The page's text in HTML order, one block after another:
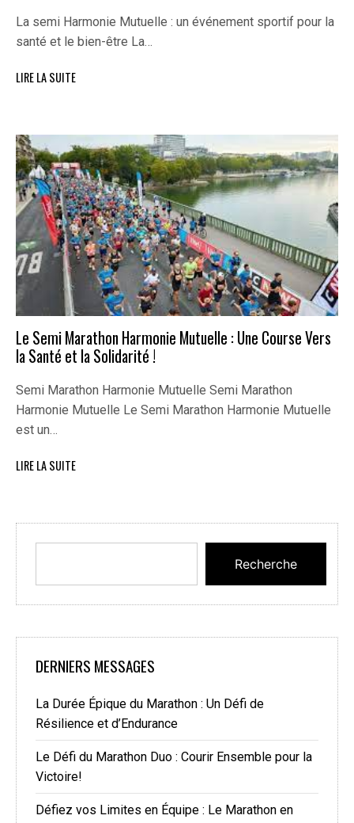
La semi Harmonie Mutuelle : un événement sportif pour la
santé et le bien-être La…
LIRE LA SUITE
Le Semi Marathon Harmonie Mutuelle : Une Course Vers
la Santé et la Solidarité !
Semi Marathon Harmonie Mutuelle Semi Marathon
Harmonie Mutuelle Le Semi Marathon Harmonie Mutuelle
est un…
LIRE LA SUITE
Recherche
DERNIERS MESSAGES
La Durée Épique du Marathon : Un Défi de
Résilience et d’Endurance
Le Défi du Marathon Duo : Courir Ensemble pour la
Victoire!
Défiez vos Limites en Équipe : Le Marathon en